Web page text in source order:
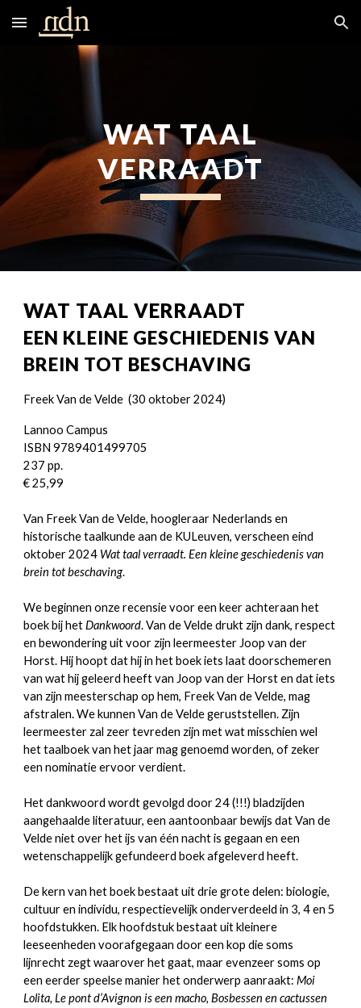
Skip to main content Skip to navigation
WAT TAAL
VERRAADT
WAT TAAL VERRAADT
EEN KLEINE GESCHIEDENIS VAN
BREIN TOT BESCHAVING
Freek Van de Velde (30 oktober 2024)
Lannoo Campus
ISBN 9789401499705
237 pp.
€ 25,99
Van Freek Van de Velde, hoogleraar Nederlands en
historische taalkunde aan de KULeuven, verscheen eind
oktober 2024 Wat taal verraadt. Een kleine geschiedenis van
brein tot beschaving.
We beginnen onze recensie voor een keer achteraan het
boek bij hetDankwoord. Van de Velde drukt zijn dank, respect
en bewondering uit voor zijn leermeester Joop van der
Horst. Hij hoopt dat hij in het boek iets laat doorschemeren
van wat hij geleerd heeft van Joop van der Horst en dat iets
van zijn meesterschap op hem, Freek Van de Velde, mag
afstralen. We kunnen Van de Velde geruststellen. Zijn
leermeester zal zeer tevreden zijn met wat misschien wel
het taalboek van het jaar mag genoemd worden, of zeker
een nominatie ervoor verdient.
Het dankwoord wordt gevolgd door 24 (!!!) bladzijden
aangehaalde literatuur, een aantoonbaar bewijs dat Van de
Velde niet over het ijs van één nacht is gegaan en een
wetenschappelijk gefundeerd boek afgeleverd heeft.
De kern van het boek bestaat uit drie grote delen: biologie,
cultuur en individu, respectievelijk onderverdeeld in 3, 4 en 5
hoofdstukken. Elk hoofdstuk bestaat uit kleinere
leeseenheden voorafgegaan door een kop die soms
lijnrecht zegt waarover het gaat, maar evenzeer soms op
een eerder speelse manier het onderwerp aanraakt:Moi
Lolita, Le pont d’Avignon is een macho, Bosbessen en cactussen